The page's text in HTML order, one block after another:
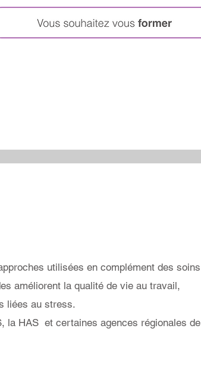
utilisées en complément des soins
améliorent la qualité de vie au travail,
liées au stress.
la HAS et certaines agences régionales de